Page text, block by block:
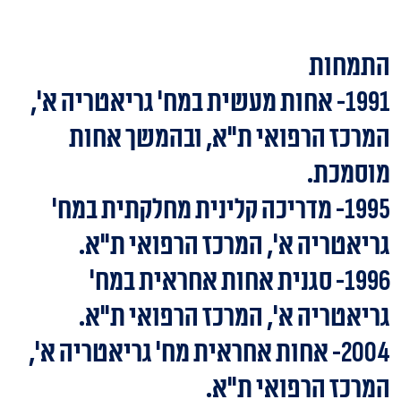
התמחות
1991- אחות מעשית במח' גריאטריה א',
המרכז הרפואי ת"א, ובהמשך אחות
מוסמכת.
1995- מדריכה קלינית מחלקתית במח'
גריאטריה א', המרכז הרפואי ת"א.
1996- סגנית אחות אחראית במח'
גריאטריה א', המרכז הרפואי ת"א.
2004- אחות אחראית מח' גריאטריה א',
המרכז הרפואי ת"א.